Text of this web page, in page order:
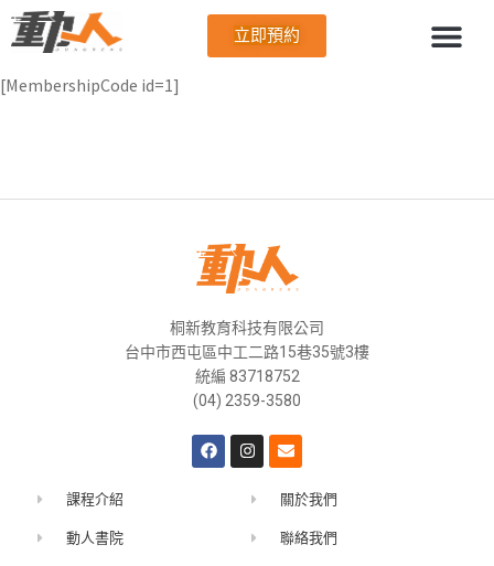
立即預約
[MembershipCode id=1]
桐新教育科技有限公司
台中市西屯區中工二路15巷35號3樓
統編 83718752
(04) 2359-3580
課程介紹
動人書院
關於我們
聯絡我們